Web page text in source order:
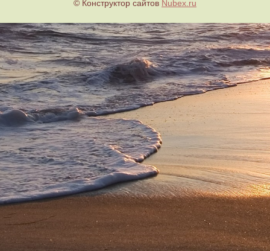
© Конструктор сайтов Nubex.ru